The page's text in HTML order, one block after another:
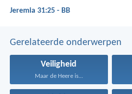
Jeremia 31:25 - BB
Gerelateerde onderwerpen
Veiligheid
Maar de Heere is...